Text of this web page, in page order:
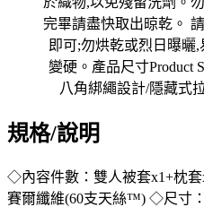
規格/說明
◇內容件數：雙人被套x1+枕
賽爾纖維(60支天絲™) ◇尺寸